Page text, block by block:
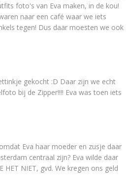
foto's van Eva maken, in de kou!
naar een café waar we iets
tegen! Dus daar moesten we ook
gekocht :D Daar zijn we echt
bij de Zipper!!!! Eva was toen iets
Eva haar moeder en zusje daar
centraal zijn? Eva wilde daar
NIET, gvd. We kregen ons geld